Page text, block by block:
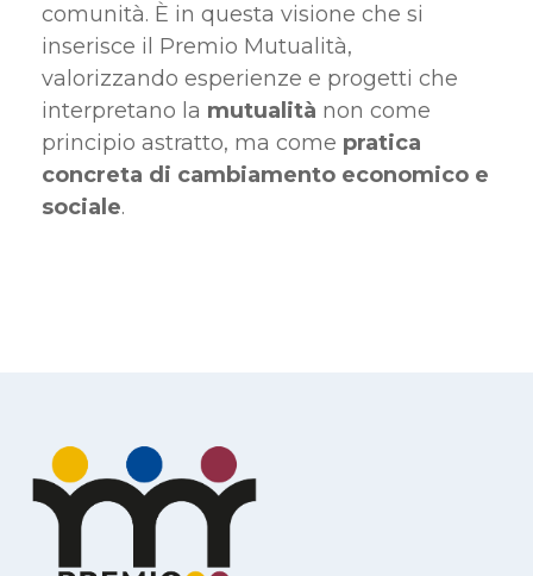
comunità. È in questa visione che si
inserisce il Premio Mutualità,
valorizzando esperienze e progetti che
interpretano la mutualità non come
principio astratto, ma come pratica
concreta di cambiamento economico e
sociale.